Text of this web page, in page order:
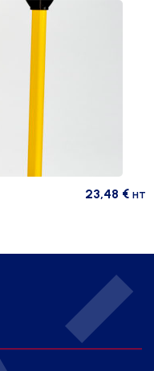
23,48 € HT